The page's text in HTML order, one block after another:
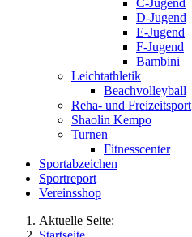
C-Jugend
D-Jugend
E-Jugend
F-Jugend
Bambini
Leichtathletik
Beachvolleyball
Reha- und Freizeitsport
Shaolin Kempo
Turnen
Fitnesscenter
Sportabzeichen
Sportreport
Vereinsshop
Aktuelle Seite: